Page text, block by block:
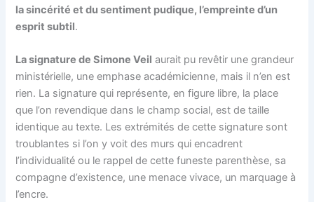
la sincérité et du sentiment pudique, l’empreinte d’un
esprit subtil.
La signature de Simone Veil aurait pu revêtir une grandeur
ministérielle, une emphase académicienne, mais il n’en est
rien. La signature qui représente, en figure libre, la place
que l’on revendique dans le champ social, est de taille
identique au texte. Les extrémités de cette signature sont
troublantes si l’on y voit des murs qui encadrent
l’individualité ou le rappel de cette funeste parenthèse, sa
compagne d’existence, une menace vivace, un marquage à
l’encre.